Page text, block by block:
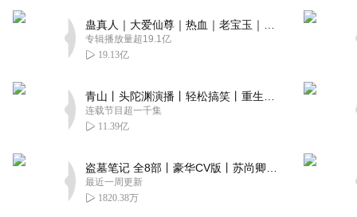
专辑播放量超19.1亿
19.13亿
连载节目超一千集
11.39亿
最近一周更新
1820.38万